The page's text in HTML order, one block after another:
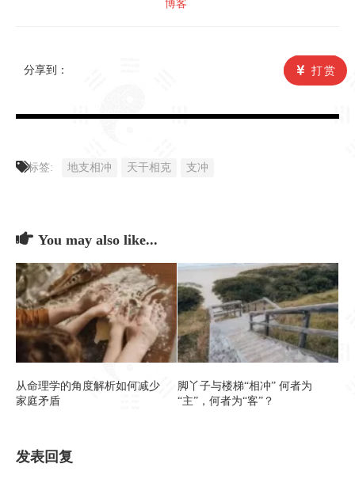
博客
分享到： 打赏
标签: 地支相冲 天干相克 支冲
You may also like...
从命理学的角度解析如何减少
家庭矛盾
脚丫子与楼梯“相冲” 何者为
“主”，何者为“客”？
发表回复